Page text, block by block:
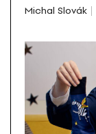
Michal Slovák